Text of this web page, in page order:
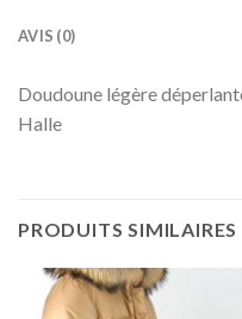
AVIS (0)
Doudoune légère
Halle
PRODUITS SIMILAIRES